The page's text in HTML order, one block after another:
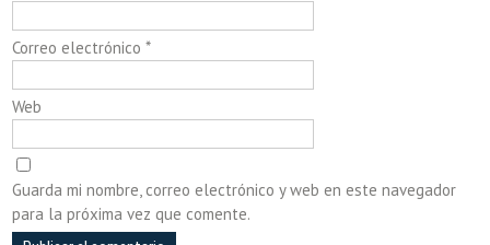
Correo electrónico*
Web
Guarda mi nombre, correo electrónico y web en este navegador
para la próxima vez que comente.